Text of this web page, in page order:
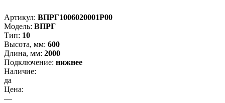
Артикул: ВПРГ1006020001P00
Модель: ВПРГ
Тип: 10
Высота, мм: 600
Длина, мм: 2000
Подключение: нижнее
Наличие:
да
Цена:
—